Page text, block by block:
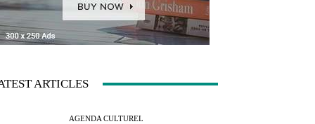
ARTICLES
AGENDA CULTUREL